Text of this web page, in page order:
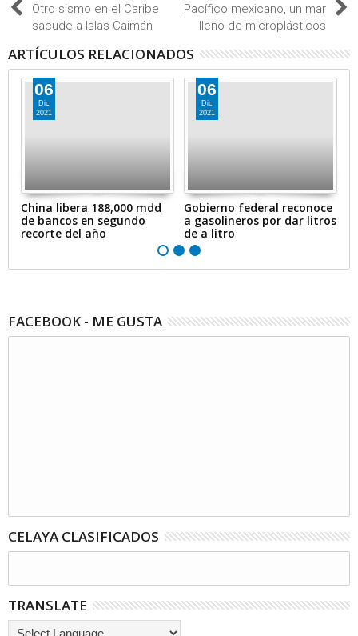
Otro sismo en el Caribe
sacude a Islas Caimán
Pacífico mexicano, un mar
lleno de microplásticos
ARTÍCULOS RELACIONADOS
06
Dic
2021
China libera 188,000 mdd
de bancos en segundo
recorte del año
06
Dic
2021
Gobierno federal reconoce
a gasolineros por dar litros
de a litro
FACEBOOK - ME GUSTA
CELAYA CLASIFICADOS
TRANSLATE